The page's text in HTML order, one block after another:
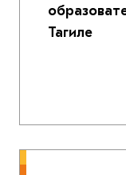
Тагиле